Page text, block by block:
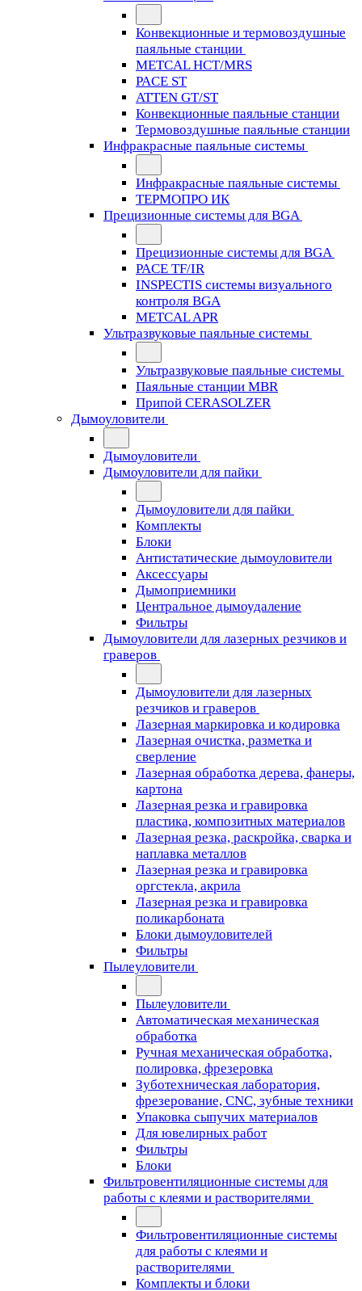
Конвекционные и термовоздушные
паяльные станции
METCAL HCT/MRS
PACE ST
ATTEN GT/ST
Конвекционные паяльные станции
Термовоздушные паяльные станции
Инфракрасные паяльные системы
Инфракрасные паяльные системы
ТЕРМОПРО ИК
Прецизионные системы для BGA
Прецизионные системы для BGA
PACE TF/IR
INSPECTIS системы визуального
контроля BGA
METCAL APR
Ультразвуковые паяльные системы
Ультразвуковые паяльные системы
Паяльные станции MBR
Припой CERASOLZER
Дымоуловители
Дымоуловители
Дымоуловители для пайки
Дымоуловители для пайки
Комплекты
Блоки
Антистатические дымоуловители
Аксессуары
Дымоприемники
Центральное дымоудаление
Фильтры
Дымоуловители для лазерных резчиков и
граверов
Дымоуловители для лазерных
резчиков и граверов
Лазерная маркировка и кодировка
Лазерная очистка, разметка и
сверление
Лазерная обработка дерева, фанеры,
картона
Лазерная резка и гравировка
пластика, композитных материалов
Лазерная резка, раскройка, сварка и
наплавка металлов
Лазерная резка и гравировка
оргстекла, акрила
Лазерная резка и гравировка
поликарбоната
Блоки дымоуловителей
Фильтры
Пылеуловители
Пылеуловители
Автоматическая механическая
обработка
Ручная механическая обработка,
полировка, фрезеровка
Зуботехническая лаборатория,
фрезерование, CNC, зубные техники
Упаковка сыпучих материалов
Для ювелирных работ
Фильтры
Блоки
Фильтровентиляционные системы для
работы с клеями и растворителями
Фильтровентиляционные системы
для работы с клеями и
растворителями
Комплекты и блоки